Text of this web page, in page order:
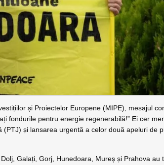
și Proiectelor Europene (MIPE), mesajul
fondurile pentru energie regenerabilă!” Ei cer
și lansarea urgentă a celor două apeluri de
Galați, Gorj, Hunedoara, Mureș și Prahova au